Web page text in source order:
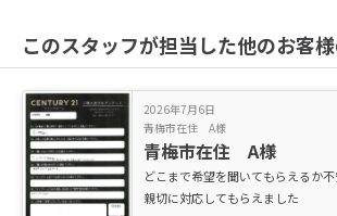
このスタッフが担当した他のお客
2026年7月6日
青梅市在住 A様
青梅市在住 A様
どこまで希望を聞いてもらえるか
親切に対応してもらえました